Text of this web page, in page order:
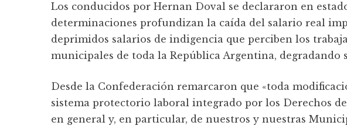
Los conducidos por Hernan Doval se declararon en
determinaciones profundizan la caída del salario real
deprimidos salarios de indigencia que perciben los
municipales de toda la República Argentina, degradando
Desde la Confederación remarcaron que «toda
sistema protectorio laboral integrado por los Derechos
en general y, en particular, de nuestros y nuestras